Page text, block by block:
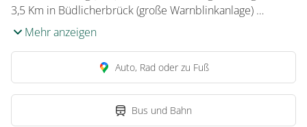
3,5 Km in Büdlicherbrück (große Warnblinkanlage) …
Mehr anzeigen
Auto, Rad oder zu Fuß
Bus und Bahn